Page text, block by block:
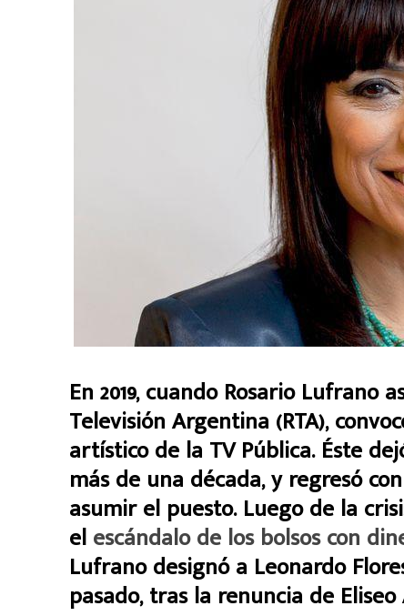
En 2019, cuando Rosario Lufrano
Televisión Argentina (RTA),
artístico de la TV Pública. Éste
más de una década, y regresó
asumir el puesto. Luego de la
elescándalo de los bolsos con
Lufrano designó a Leonardo
pasado, tras la renuncia de Eliseo